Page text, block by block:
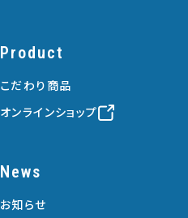
Product
こだわり商品
オンラインショップ
News
お知らせ